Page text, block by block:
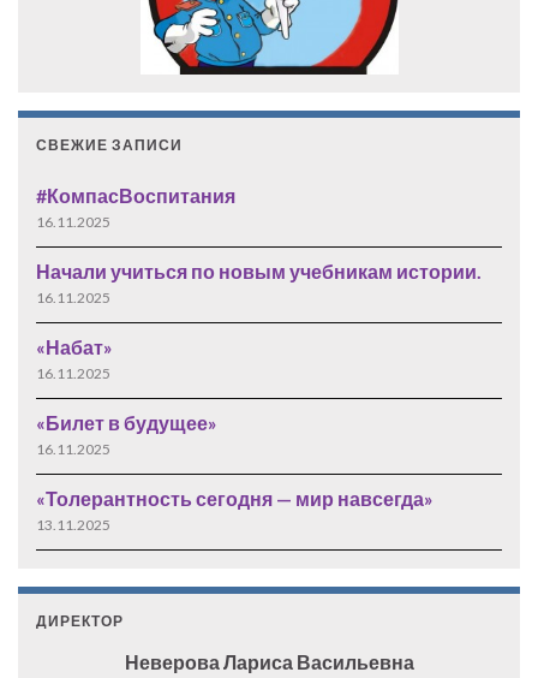
СВЕЖИЕ ЗАПИСИ
#КомпасВоспитания
16.11.2025
Начали учиться по новым учебникам истории.
16.11.2025
«Набат»
16.11.2025
«Билет в будущее»
16.11.2025
«Толерантность сегодня — мир навсегда»
13.11.2025
ДИРЕКТОР
Неверова Лариса Васильевна